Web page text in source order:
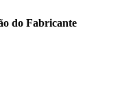
do Fabricante